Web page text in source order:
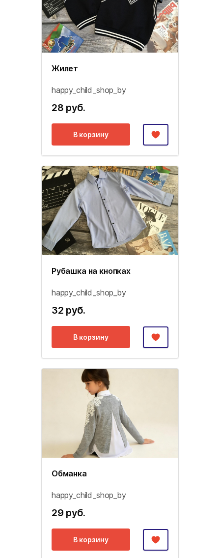
Жилет
happy_child_shop_by
28 руб.
В корзину
Рубашка на кнопках
happy_child_shop_by
32 руб.
В корзину
Обманка
happy_child_shop_by
29 руб.
В корзину